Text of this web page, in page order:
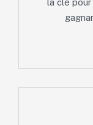
la clé pour